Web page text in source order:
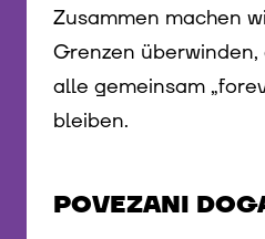
Zusammen machen
Grenzen
alle gemeinsam
bleiben.
POVEZANI